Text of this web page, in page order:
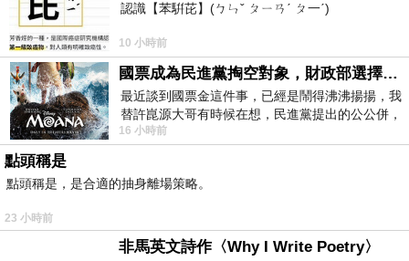
中之一。金管會鼓勵金融業者在金融專區引進創新的商品
與服務，國外有所謂的EAM(External Asset Manager)就是獨
立的財務顧問，類似高資產客戶的金融管家。過去客戶在
國內只能透過私銀(Private Bank)得到頂尖的顧問服務，但
是私銀顧問終究隸屬於單一銀行，反觀EAM可以跟多家PB
或金融機構合作，為客戶篩選最適合往來的銀行與理財工
具，可以擔任財務規劃與執行者的角色，所以理念上EAM
更趨向於站在客戶的立場，以維護客戶的權益優先。
認識【苯騈芘】(ㄅㄣˇ ㄆㄧㄢˊ ㄆ一ˊ)
10 小時前
國票成為民進黨掏空對象，財政部選擇性失憶
最近談到國票金這件事，已經是鬧得沸沸揚揚，我
替許崑源大哥有時候在想，民進黨提出的公公併，
其實就是想要國庫通黨庫，鬧出最大的醜
16 小時前
點頭稱是
點頭稱是，是合適的抽身離場策略。
23 小時前
非馬英文詩作〈Why I Write Poetry〉